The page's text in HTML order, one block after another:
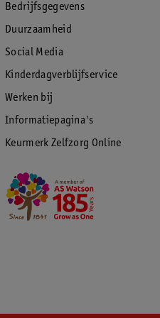
Bedrijfsgegevens
Duurzaamheid
Social Media
Kinderdagverblijfservice
Werken bij
Informatiepagina's
Keurmerk Zelfzorg Online